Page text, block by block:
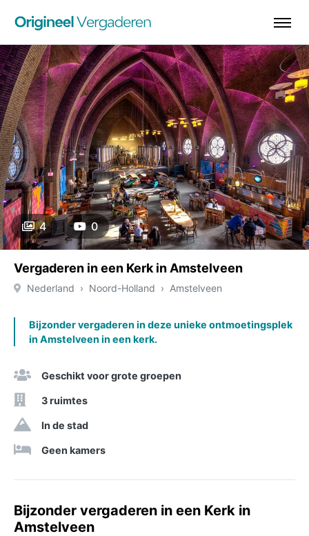
4 0
Vergaderen in een Kerk in Amstelveen
Nederland Noord-Holland Amstelveen
Bijzonder vergaderen in deze unieke ontmoetingsplek
in Amstelveen in een kerk.
Geschikt voor grote groepen
3 ruimtes
In de stad
Geen kamers
Bijzonder vergaderen in een Kerk in
Amstelveen